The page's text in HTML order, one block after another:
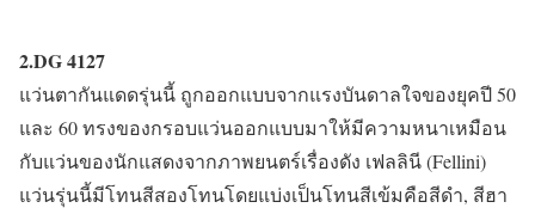
2.DG 4127
แว่นตากันแดดรุ่นนี้ ถูกออกแบบจากแรงบันดาลใจของยุคปี 50
และ 60 ทรงของกรอบแว่นออกแบบมาให้มีความหนาเหมือน
กับแว่นของนักแสดงจากภาพยนตร์เรื่องดัง เฟลลินี (Fellini)
แว่นรุ่นนี้มีโทนสีสองโทนโดยแบ่งเป็นโทนสีเข้มคือสีดำ, สีฮา